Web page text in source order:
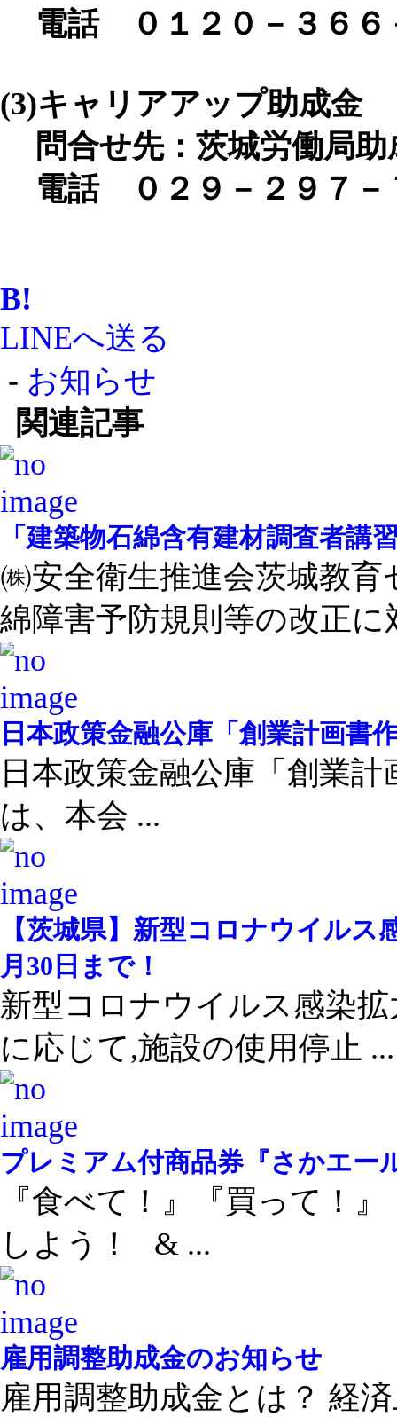
電話 ０１２０－３６６
(3)キャリアアップ助成金
問合せ先：茨城労働局
電話 ０２９－２９７－
B!
LINEへ送る
- お知らせ
関連記事
「建築物石綿含有建材調査者講
㈱安全衛生推進会茨城教
綿障害予防規則等の改正に
日本政策金融公庫「創業計画書
日本政策金融公庫「創業
は、本会 ...
【茨城県】新型コロナウイル
月30日まで！
新型コロナウイルス感染
に応じて,施設の使用停止 ...
プレミアム付商品券『さかエー
『食べて！』『買って！
しよう！ & ...
雇用調整助成金のお知らせ
雇用調整助成金とは？ 経